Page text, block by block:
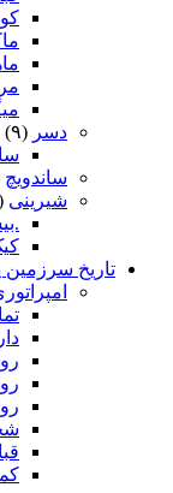
دسر (۹)
ساندویچ
شیرینی
تاریخ